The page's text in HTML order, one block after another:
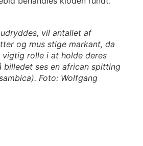
vil antallet af
og mus stige markant, da
vigtig rolle i at holde deres
billedet ses en african spitting
Foto: Wolfgang